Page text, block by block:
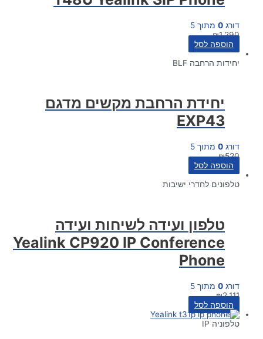
דורג 0 מתוך 5
₪1,290
הוספה לסל
יחידות הרחבה BLF
יחידת הרחבת מקשים מדגם
EXP43
דורג 0 מתוך 5
₪520
הוספה לסל
טלפונים לחדרי ישיבות
טלפון ועידה לשיחות ועידה
Yealink CP920 IP Conference
Phone
דורג 0 מתוך 5
₪2,111
הוספה לסל
טלפוניה IP